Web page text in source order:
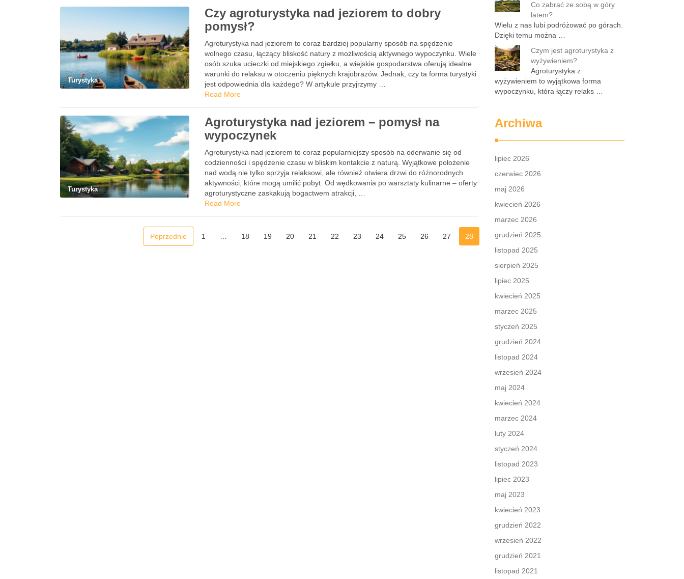
Turystyka
Czy agroturystyka nad jeziorem to dobry
pomysł?
Agroturystyka nad jeziorem to coraz bardziej popularny sposób na spędzenie
wolnego czasu, łączący bliskość natury z możliwością aktywnego wypoczynku. Wiele
osób szuka ucieczki od miejskiego zgiełku, a wiejskie gospodarstwa oferują idealne
warunki do relaksu w otoczeniu pięknych krajobrazów. Jednak, czy ta forma turystyki
jest odpowiednia dla każdego? W artykule przyjrzymy …
Read More
Turystyka
Agroturystyka nad jeziorem – pomysł na
wypoczynek
Agroturystyka nad jeziorem to coraz popularniejszy sposób na oderwanie się od
codzienności i spędzenie czasu w bliskim kontakcie z naturą. Wyjątkowe położenie
nad wodą nie tylko sprzyja relaksowi, ale również otwiera drzwi do różnorodnych
aktywności, które mogą umilić pobyt. Od wędkowania po warsztaty kulinarne – oferty
agroturystyczne zaskakują bogactwem atrakcji, …
Read More
Poprzednie 1 18 19 20 21 22 23 24 25 26 27 28
Co zabrać ze sobą w góry
latem?
Wielu z nas lubi podróżować po górach.
Dzięki temu można …
Czym jest agroturystyka z
wyżywieniem?
Agroturystyka z
wyżywieniem to wyjątkowa forma
wypoczynku, która łączy relaks …
Archiwa
lipiec 2026
czerwiec 2026
maj 2026
kwiecień 2026
marzec 2026
grudzień 2025
listopad 2025
sierpień 2025
lipiec 2025
kwiecień 2025
marzec 2025
styczeń 2025
grudzień 2024
listopad 2024
wrzesień 2024
maj 2024
kwiecień 2024
marzec 2024
luty 2024
styczeń 2024
listopad 2023
lipiec 2023
maj 2023
kwiecień 2023
grudzień 2022
wrzesień 2022
grudzień 2021
listopad 2021